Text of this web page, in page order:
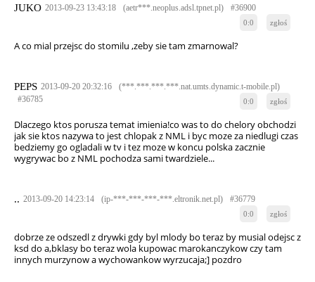
JUKO 2013-09-23 13:43:18 (aetr***.neoplus.adsl.tpnet.pl) #36900
0:0 zgłoś
A co mial przejsc do stomilu ,zeby sie tam zmarnowal?
PEPS 2013-09-20 20:32:16
(***.***.***.***.nat.umts.dynamic.t-mobile.pl)
#36785
0:0 zgłoś
Dlaczego ktos porusza temat imienia!co was to do chelory obchodzi
jak sie ktos nazywa to jest chlopak z NML i byc moze za niedlugi czas
bedziemy go ogladali w tv i tez moze w koncu polska zacznie
wygrywac bo z NML pochodza sami twardziele...
.. 2013-09-20 14:23:14 (ip-***-***-***-***.eltronik.net.pl) #36779
0:0 zgłoś
dobrze ze odszedl z drywki gdy byl mlody bo teraz by musial odejsc z
ksd do a,bklasy bo teraz wola kupowac marokanczykow czy tam
innych murzynow a wychowankow wyrzucaja;] pozdro